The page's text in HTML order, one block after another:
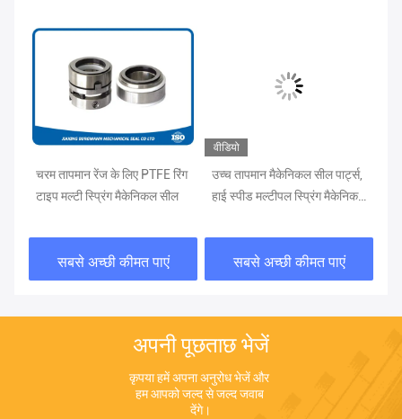
चरम तापमान रेंज के लिए PTFE रिंग
टाइप मल्टी स्प्रिंग मैकेनिकल सील
सबसे अच्छी कीमत पाएं
वीडियो
उच्च तापमान मैकेनिकल सील पार्ट्स,
हाई स्पीड मल्टीपल स्प्रिंग मैकेनिकल
सबसे अच्छी कीमत पाएं
अपनी पूछताछ भेजें
कृपया हमें अपना अनुरोध भेजें और
हम आपको जल्द से जल्द जवाब
देंगे।